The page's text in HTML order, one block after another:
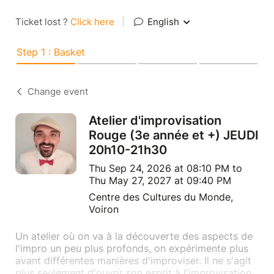
Ticket lost ? Click here English
Step 1 : Basket
Change event
Atelier d'improvisation
Rouge (3e année et +) JEUDI
20h10-21h30
Thu Sep 24, 2026 at 08:10 PM to
Thu May 27, 2027 at 09:40 PM
Centre des Cultures du Monde,
Voiron
Un atelier où on va à la découverte des aspects de
l'impro un peu plus profonds, on expérimente plus
avant différentes manières d'improviser. Il ne s'agit